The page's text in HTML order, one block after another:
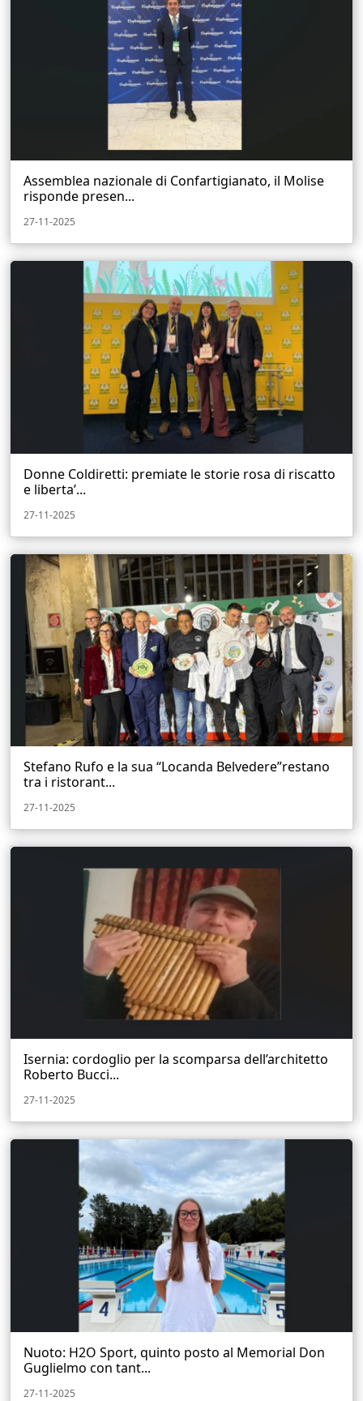
Assemblea nazionale di Confartigianato, il Molise
risponde presen...
27-11-2025
Donne Coldiretti: premiate le storie rosa di riscatto
e liberta’...
27-11-2025
Stefano Rufo e la sua “Locanda Belvedere”restano
tra i ristorant...
27-11-2025
Isernia: cordoglio per la scomparsa dell’architetto
Roberto Bucci...
27-11-2025
Nuoto: H2O Sport, quinto posto al Memorial Don
Guglielmo con tant...
27-11-2025